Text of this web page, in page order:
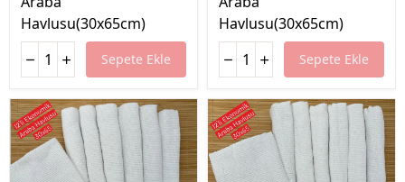
Havlusu(30x65cm)
Sepete Ekle
Havlusu(30x65cm)
Sepete Ekle